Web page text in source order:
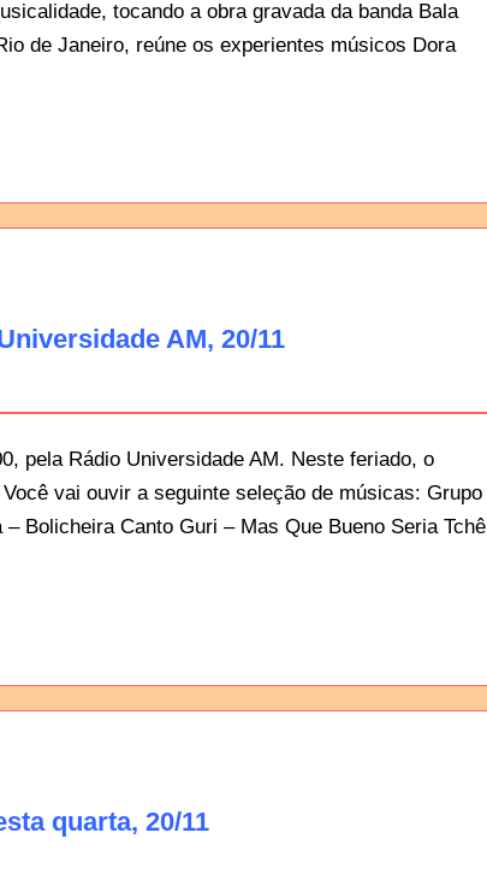
tocando a obra gravada da banda Bala
de Janeiro, reúne os experientes músicos Dora
AM, 20/11
pela Rádio Universidade AM. Neste feriado, o
vai ouvir a seguinte seleção de músicas: Grupo
Bolicheira Canto Guri – Mas Que Bueno Seria Tchê
quarta, 20/11